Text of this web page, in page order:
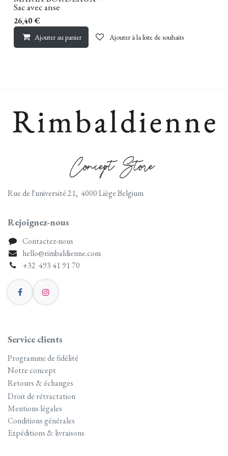
Sac avec anse
26,40 €
Ajouter au panier Ajouter à la liste de souhaits
Rue de l'université 21, 4000 Liège Belgium
Rejoignez-nous
Contactez-nous
hello@rimbaldienne.com
+32 493 41 91 70
Service clients
Programme de fidélité
Notre concept
Retours & échanges
Droit de rétractation
Mentions légales
Conditions générales
Expéditions & livraisons